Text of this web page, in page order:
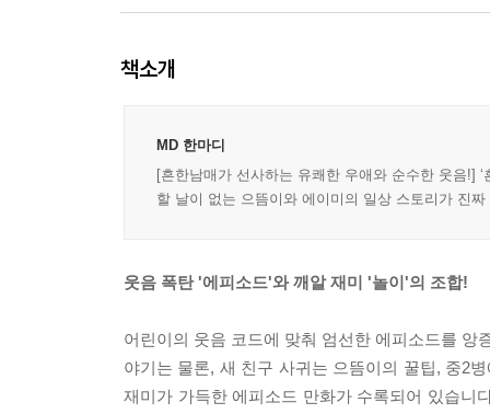
책소개
MD 한마디
[흔한남매가 선사하는 유쾌한 우애와 순수한 웃음!]
할 날이 없는 으뜸이와 에이미의 일상 스토리가 진
웃음 폭탄 '에피소드'와 깨알 재미 '놀이'의 조합!
어린이의 웃음 코드에 맞춰 엄선한 에피소드를
야기는 물론, 새 친구 사귀는 으뜸이의 꿀팁, 중2
재미가 가득한 에피소드 만화가 수록되어 있습니